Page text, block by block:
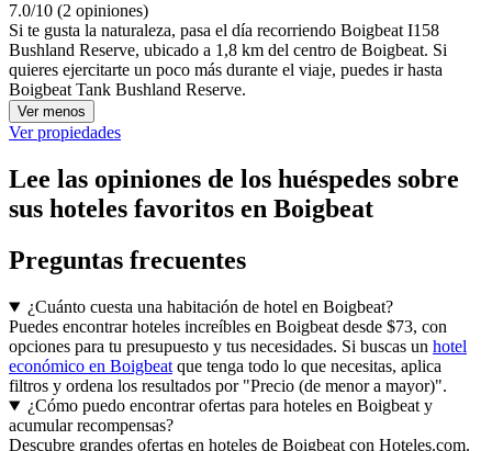
7.0/10 (2 opiniones)
Si te gusta la naturaleza, pasa el día recorriendo Boigbeat I158
Bushland Reserve, ubicado a 1,8 km del centro de Boigbeat. Si
quieres ejercitarte un poco más durante el viaje, puedes ir hasta
Boigbeat Tank Bushland Reserve.
Ver menos
Ver propiedades
Lee las opiniones de los huéspedes sobre
sus hoteles favoritos en Boigbeat
Preguntas frecuentes
¿Cuánto cuesta una habitación de hotel en Boigbeat?
Puedes encontrar hoteles increíbles en Boigbeat desde $73, con
opciones para tu presupuesto y tus necesidades. Si buscas un hotel
económico en Boigbeat que tenga todo lo que necesitas, aplica
filtros y ordena los resultados por "Precio (de menor a mayor)".
¿Cómo puedo encontrar ofertas para hoteles en Boigbeat y
acumular recompensas?
Descubre grandes ofertas en hoteles de Boigbeat con Hoteles.com.